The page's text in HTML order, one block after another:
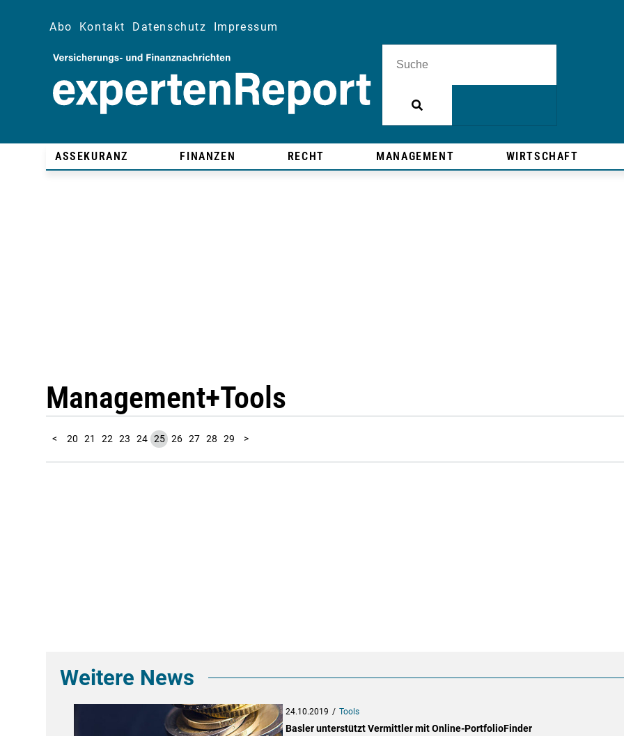
Abo Kontakt Datenschutz Impressum
ASSEKURANZ FINANZEN RECHT MANAGEMENT WIRTSCHAFT
Management Tools
<
1
2
3
4
5
6
7
8
9
10
11
12
13
14
15
16
17
18
19 20 21 22 23 24 25 26 27 28 29
30
31
32
33
34 >
Weitere News
24.10.2019 Tools
Basler unterstützt Vermittler mit Online-PortfolioFinder